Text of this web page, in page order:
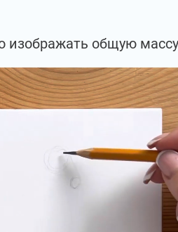
изображать общую